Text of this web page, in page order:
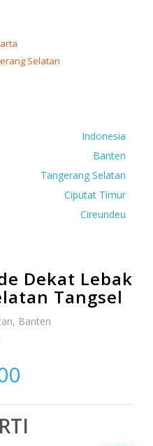
Selatan
Indonesia
Banten
Tangerang Selatan
Ciputat Timur
Cireundeu
Dekat Lebak
Tangsel
Banten